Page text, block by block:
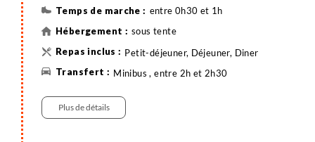
entre 0h30 et 1h
sous tente
Petit-déjeuner, Déjeuner, Diner
Minibus , entre 2h et 2h30
Plus de détails